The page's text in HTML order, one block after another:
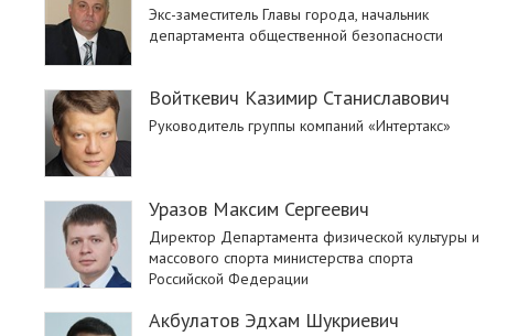
Экс-заместитель Главы города, начальник
департамента общественной безопасности
Войткевич Казимир Станиславович
Руководитель группы компаний «Интертакс»
Уразов Максим Сергеевич
Директор Департамента физической культуры и
массового спорта министерства спорта
Российской Федерации
Акбулатов Эдхам Шукриевич